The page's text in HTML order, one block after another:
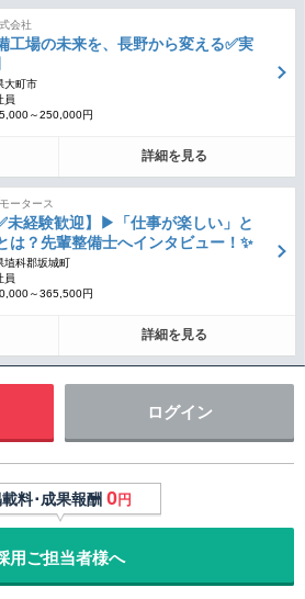
会社
工場の未来を、長野から変える✅実
大町市
員
～250,000円
詳細を見る
ータース
未経験歓迎】▶︎「仕事が楽しい」と
は？先輩整備士へインタビュー！✨
埴科郡坂城町
員
～365,500円
詳細を見る
ログイン
料･成果報酬 0円
用ご担当者様へ